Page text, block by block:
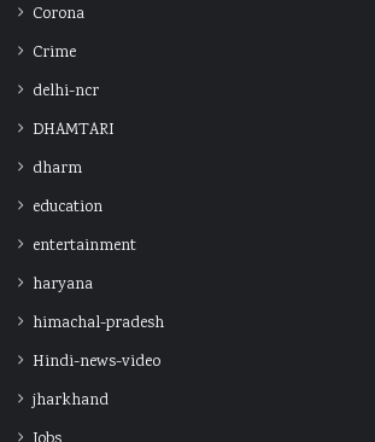
Corona
Crime
delhi-ncr
DHAMTARI
dharm
education
entertainment
haryana
himachal-pradesh
Hindi-news-video
jharkhand